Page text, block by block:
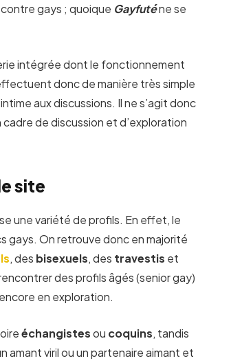
gays ; quoique Gayfuténe se
intégrée dont le fonctionnement
donc de manière très simple
aux discussions. Il ne s’agit donc
de discussion et d’exploration
site
une variété de profils. En effet, le
gays. On retrouve donc en majorité
, des bisexuels, des travestis et
des profils âgés (senior gay)
en exploration.
échangistesou coquins, tandis
amant viril ou un partenaire aimant et